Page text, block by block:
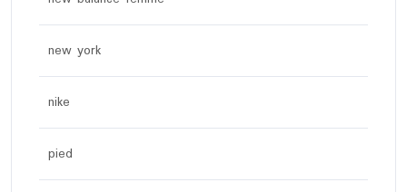
new york
nike
pied